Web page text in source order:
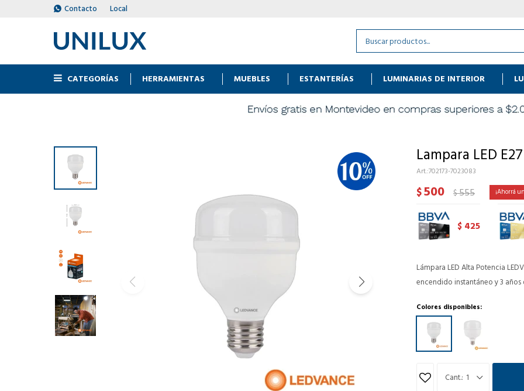
CATEGORÍAS HERRAMIENTAS MUEBLES ESTANTERÍAS LUMINARIAS DE INTERIOR
Contacto Local
Lampara LED
702173-7023083
$500 $555
$ 425
Lámpara LED Alta Potencia
encendido instantáneo y 3 años
Colores disponibles:
1